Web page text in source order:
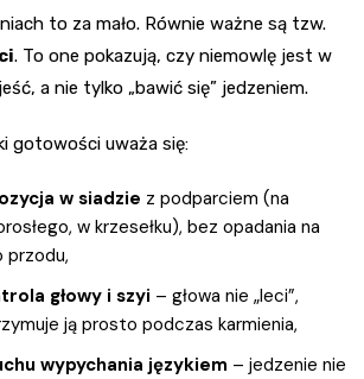
to za mało. Równie ważne są tzw.
. To one pokazują, czy niemowlę jest w
a nie tylko „bawić się” jedzeniem.
gotowości uważa się:
w siadzie z podparciem (na
w krzesełku), bez opadania na
przodu,
głowy i szyi – głowa nie „leci”,
ją prosto podczas karmienia,
wypychania językiem – jedzenie nie